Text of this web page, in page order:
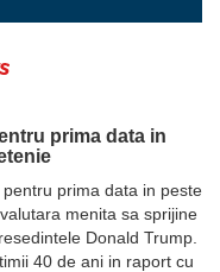
prima data in
prima data in peste
menita sa sprijine
Donald Trump.
40 de ani in raport cu